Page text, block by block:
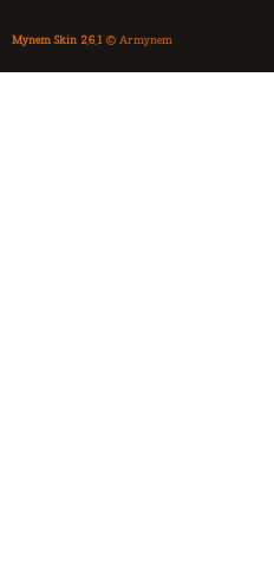
Mynem Skin 2.6.1 © Armynem